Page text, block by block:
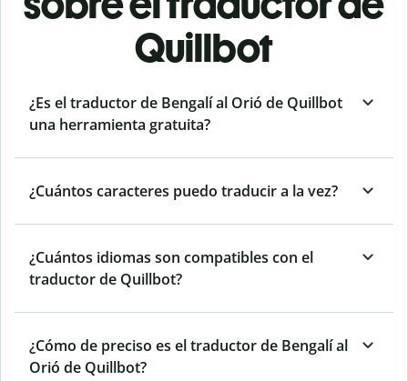
Quillbot
¿Es el traductor de Bengalí al Orió de Quillbot
una herramienta gratuita?
¿Cuántos caracteres puedo traducir a la vez?
¿Cuántos idiomas son compatibles con el
traductor de Quillbot?
¿Cómo de preciso es el traductor de Bengalí al
Orió de Quillbot?